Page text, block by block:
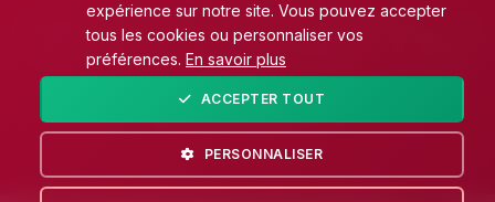
© 2026 AECE - Association Française des Éleveurs de
Chevaux de pure race Espagnole (PRE). Tous droits
réservés.
expérience sur notre site. Vous pouvez accepter
tous les cookies ou personnaliser vos
préférences. En savoir plus
ACCEPTER TOUT
PERSONNALISER